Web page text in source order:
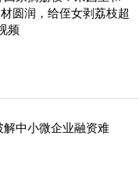
圆润，给侄女剥荔枝超
频
中小微企业融资难